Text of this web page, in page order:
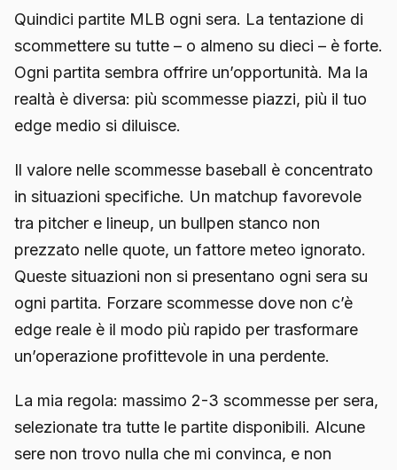
Quindici partite MLB ogni sera. La tentazione di
scommettere su tutte – o almeno su dieci – è forte.
Ogni partita sembra offrire un’opportunità. Ma la
realtà è diversa: più scommesse piazzi, più il tuo
edge medio si diluisce.
Il valore nelle scommesse baseball è concentrato
in situazioni specifiche. Un matchup favorevole
tra pitcher e lineup, un bullpen stanco non
prezzato nelle quote, un fattore meteo ignorato.
Queste situazioni non si presentano ogni sera su
ogni partita. Forzare scommesse dove non c’è
edge reale è il modo più rapido per trasformare
un’operazione profittevole in una perdente.
La mia regola: massimo 2-3 scommesse per sera,
selezionate tra tutte le partite disponibili. Alcune
sere non trovo nulla che mi convinca, e non